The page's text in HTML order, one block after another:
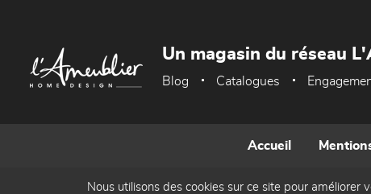
Un magasin du réseau
Blog Catalogues
Accueil
Nous utilisons des cookies sur ce site pour améliorer